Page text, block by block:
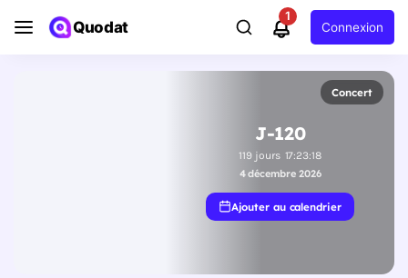
Quodat
1
Connexion
Concert
J-120
119 jours 17:23:17
4 décembre 2026
Ajouter au calendrier